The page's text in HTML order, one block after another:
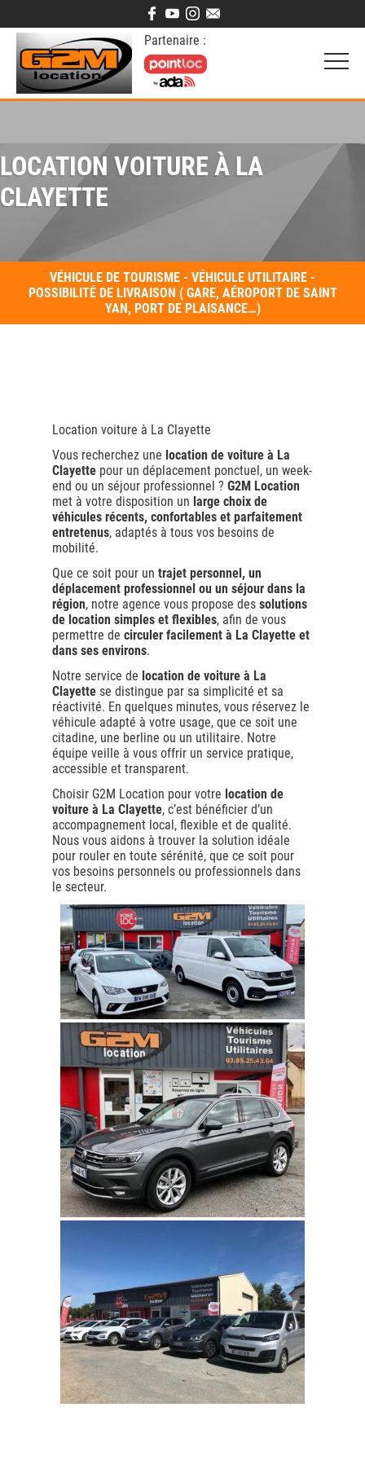
Partenaire :
LOCATION VOITURE À LA
CLAYETTE
VÉHICULE DE TOURISME - VÉHICULE UTILITAIRE -
POSSIBILITÉ DE LIVRAISON ( GARE, AÉROPORT DE SAINT
YAN, PORT DE PLAISANCE…)
Location voiture à La Clayette
Vous recherchez une location de voiture à La
Clayette pour un déplacement ponctuel, un week-
end ou un séjour professionnel ?G2M Location
met à votre disposition un large choix de
véhicules récents, confortables et parfaitement
entretenus, adaptés à tous vos besoins de
mobilité.
Que ce soit pour untrajet personnel, un
déplacement professionnel ou un séjour dans la
région, notre agence vous propose dessolutions
de location simples et flexibles, afin de vous
permettre decirculer facilement à La Clayette et
dans ses environs.
Notre service de location de voiture à La
Clayette se distingue par sa simplicité et sa
réactivité. En quelques minutes, vous réservez le
véhicule adapté à votre usage, que ce soit une
citadine, une berline ou un utilitaire. Notre
équipe veille à vous offrir un service pratique,
accessible et transparent.
Choisir G2M Location pour votre location de
voiture à La Clayette, c’est bénéficier d’un
accompagnement local, flexible et de qualité.
Nous vous aidons à trouver la solution idéale
pour rouler en toute sérénité, que ce soit pour
vos besoins personnels ou professionnels dans
le secteur.